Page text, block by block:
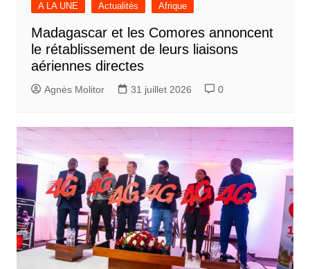
A LA UNE Actualités Afrique
Madagascar et les Comores annoncent
le rétablissement de leurs liaisons
aériennes directes
Agnès Molitor 31 juillet 2026 0